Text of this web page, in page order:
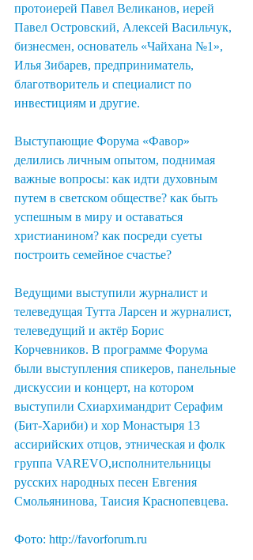
протоиерей Павел Великанов, иерей
Павел Островский, Алексей Васильчук,
бизнесмен, основатель «Чайхана №1»,
Илья Зибарев, предприниматель,
благотворитель и специалист по
инвестициям и другие.
Выступающие Форума «Фавор»
делились личным опытом, поднимая
важные вопросы: как идти духовным
путем в светском обществе? как быть
успешным в миру и оставаться
христианином? как посреди суеты
построить семейное счастье?
Ведущими выступили журналист и
телеведущая Тутта Ларсен и журналист,
телеведущий и актёр Борис
Корчевников. В программе Форума
были выступления спикеров, панельные
дискуссии и концерт, на котором
выступили Схиархимандрит Серафим
(Бит-Хариби) и хор Монастыря 13
ассирийских отцов, этническая и фолк
группа VAREVO,исполнительницы
русских народных песен Евгения
Смольянинова, Таисия Краснопевцева.
Фото: http://favorforum.ru